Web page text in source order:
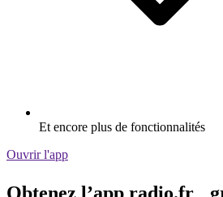
Et encore plus de fonctionnalités
Ouvrir l'app